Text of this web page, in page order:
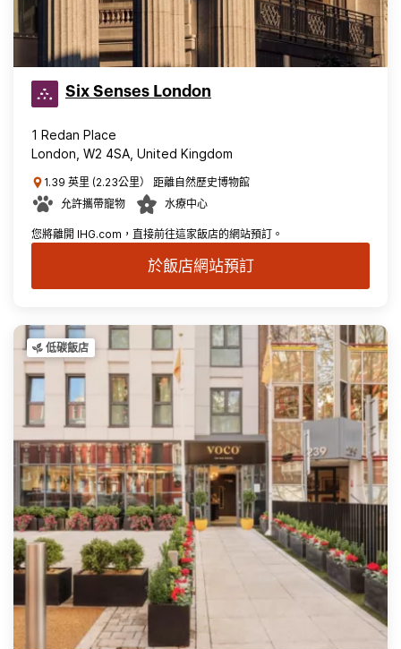
Six Senses London
1 Redan Place
London, W2 4SA, United Kingdom
1.39 英里 (2.23公里） 距離自然歷史博物館
允許攜帶寵物
水療中心
您將離開 IHG.com，直接前往這家飯店的網站預訂。
於飯店網站預訂
低碳飯店